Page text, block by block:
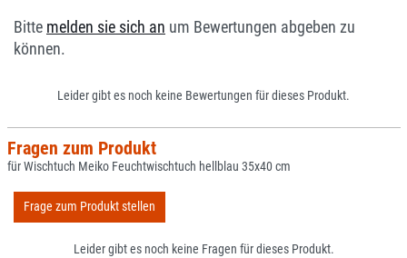
Bitte melden sie sich an um Bewertungen abgeben zu
können.
Leider gibt es noch keine Bewertungen für dieses Produkt.
Fragen zum Produkt
für Wischtuch Meiko Feuchtwischtuch hellblau 35x40 cm
Frage zum Produkt stellen
Leider gibt es noch keine Fragen für dieses Produkt.